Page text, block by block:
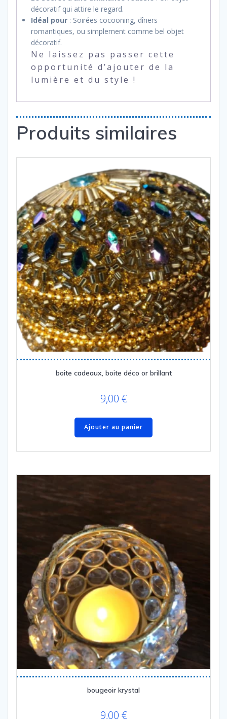
décoratif qui attire le regard.
Idéal pour : Soirées cocooning, dîners
romantiques, ou simplement comme bel objet
décoratif.
Ne laissez pas passer cette
opportunité d’ajouter de la
lumière et du style !
Produits similaires
boite cadeaux, boite déco or brillant
9,00 €
Ajouter au panier
bougeoir krystal
9,00 €